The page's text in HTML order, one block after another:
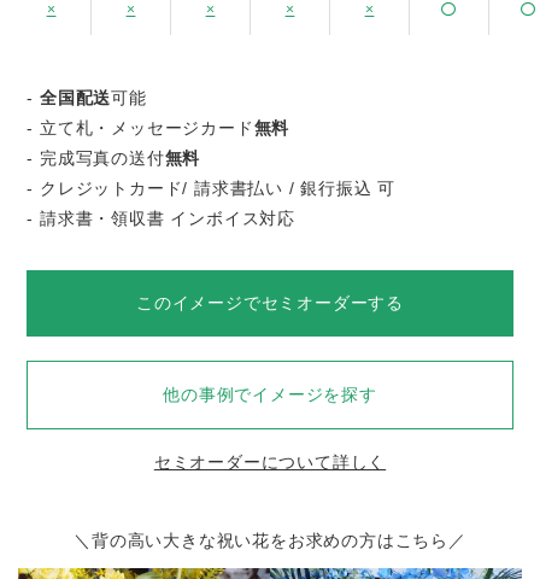
× × × × ×
-全国配送可能
- 立て札・メッセージカード無料
- 完成写真の送付無料
- クレジットカード/ 請求書払い / 銀行振込 可
- 請求書・領収書 インボイス対応
このイメージでセミオーダーする
他の事例でイメージを探す
セミオーダーについて詳しく
＼背の高い大きな祝い花をお求めの方はこちら／